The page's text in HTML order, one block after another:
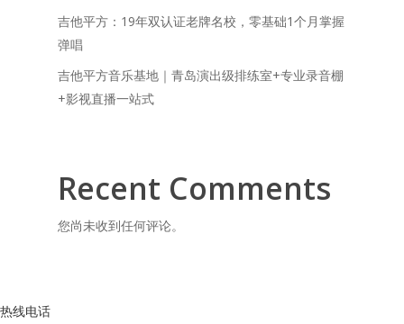
吉他平方：19年双认证老牌名校，零基础1个月掌握
弹唱
吉他平方音乐基地｜青岛演出级排练室+专业录音棚
+影视直播一站式
Recent Comments
您尚未收到任何评论。
热线电话